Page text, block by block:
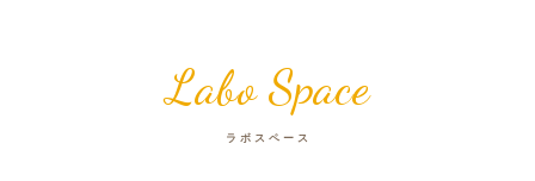
Labo Space
ラボスペース